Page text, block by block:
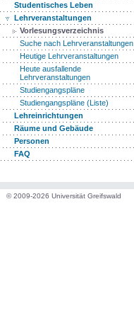
Studentisches Leben
Lehrveranstaltungen
Vorlesungsverzeichnis
Suche nach Lehrveranstaltungen
Heutige Lehrveranstaltungen
Heute ausfallende
Lehrveranstaltungen
Studiengangspläne
Studiengangspläne (Liste)
Lehreinrichtungen
Räume und Gebäude
Personen
FAQ
© 2009-2026 Universität Greifswald